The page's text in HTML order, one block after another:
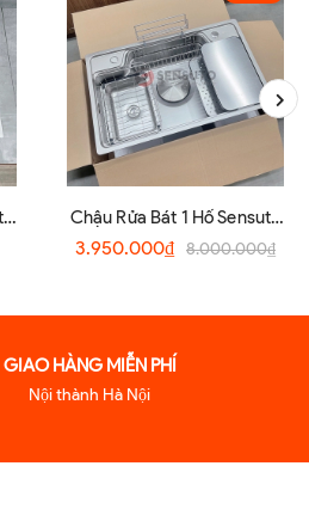
Chậu Rửa Bát 1 Hố Sensuto
XLG7848TS
3.950.000₫ 8.000.000₫
GIAO HÀNG MIỄN PHÍ
Nội thành Hà Nội